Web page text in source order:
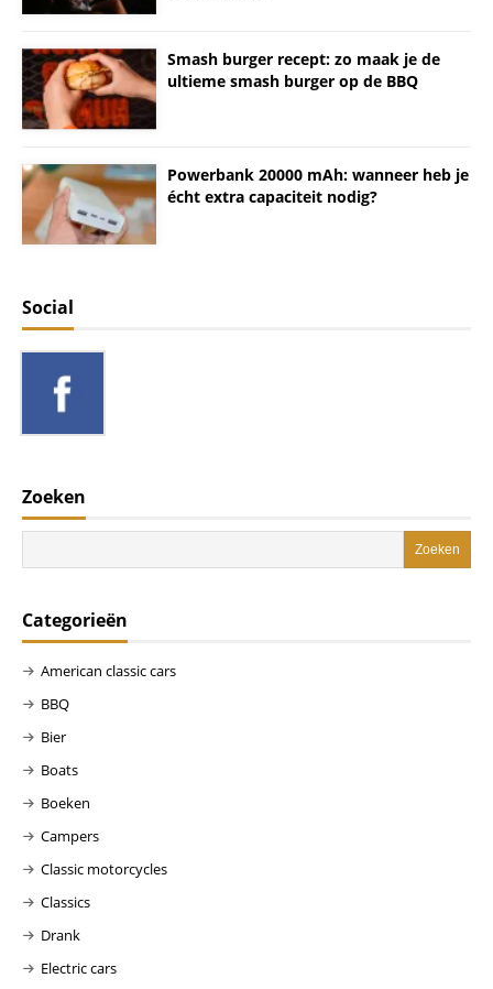
Smash burger recept: zo maak je de
ultieme smash burger op de BBQ
Powerbank 20000 mAh: wanneer heb je
écht extra capaciteit nodig?
Social
Zoeken
Categorieën
American classic cars
BBQ
Bier
Boats
Boeken
Campers
Classic motorcycles
Classics
Drank
Electric cars